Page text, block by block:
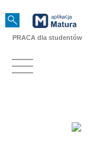
PRACA dla studentów